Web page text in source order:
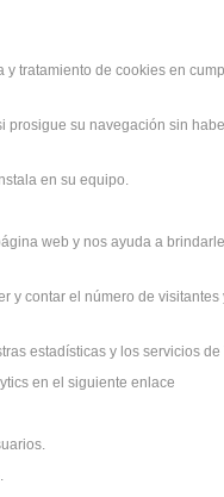
tratamiento de cookies en
su navegación sin
en su equipo.
web y nos ayuda a
y contar el número de
estadísticas y los servicios
en el siguiente enlace